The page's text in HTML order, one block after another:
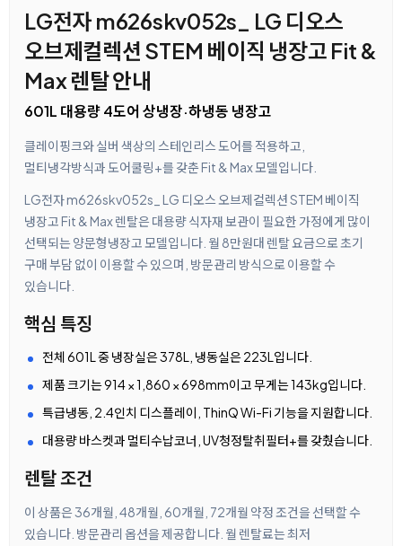
LG전자 m626skv052s_ LG 디오스
오브제컬렉션 STEM 베이직 냉장고 Fit &
Max 렌탈 안내
601L 대용량 4도어 상냉장·하냉동 냉장고
클레이핑크와 실버 색상의 스테인리스 도어를 적용하고,
멀티냉각방식과 도어쿨링+를 갖춘 Fit & Max 모델입니다.
LG전자 m626skv052s_ LG 디오스 오브제컬렉션 STEM 베이직
냉장고 Fit & Max 렌탈은 대용량 식자재 보관이 필요한 가정에게 많이
선택되는 양문형냉장고 모델입니다. 월 8만원대 렌탈 요금으로 초기
구매 부담 없이 이용할 수 있으며, 방문관리 방식으로 이용할 수
있습니다.
핵심 특징
전체 601L 중 냉장실은 378L, 냉동실은 223L입니다.
제품 크기는 914 × 1,860 × 698mm이고 무게는 143kg입니다.
특급냉동, 2.4인치 디스플레이, ThinQ Wi-Fi 기능을 지원합니다.
대용량 바스켓과 멀티수납코너, UV청정탈취필터+를 갖췄습니다.
렌탈 조건
이 상품은 36개월, 48개월, 60개월, 72개월 약정 조건을 선택할 수
있습니다. 방문관리 옵션을 제공합니다. 월 렌탈료는 최저